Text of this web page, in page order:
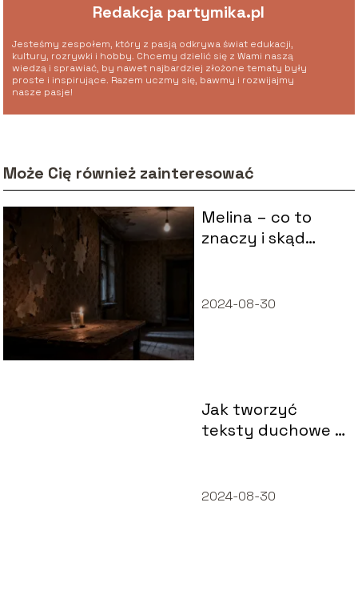
Redakcja partymika.pl
Jesteśmy zespołem, który z pasją odkrywa świat edukacji,
kultury, rozrywki i hobby. Chcemy dzielić się z Wami naszą
wiedzą i sprawiać, by nawet najbardziej złożone tematy były
proste i inspirujące. Razem uczmy się, bawmy i rozwijajmy
nasze pasje!
Może Cię również zainteresować
Melina – co to
znaczy i skąd
2024-08-30
Jak tworzyć
teksty duchowe –
2024-08-30